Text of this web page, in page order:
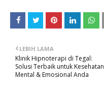
LEBIH LAMA
Klinik Hipnoterapi di Tegal:
Solusi Terbaik untuk Kesehatan
Mental & Emosional Anda